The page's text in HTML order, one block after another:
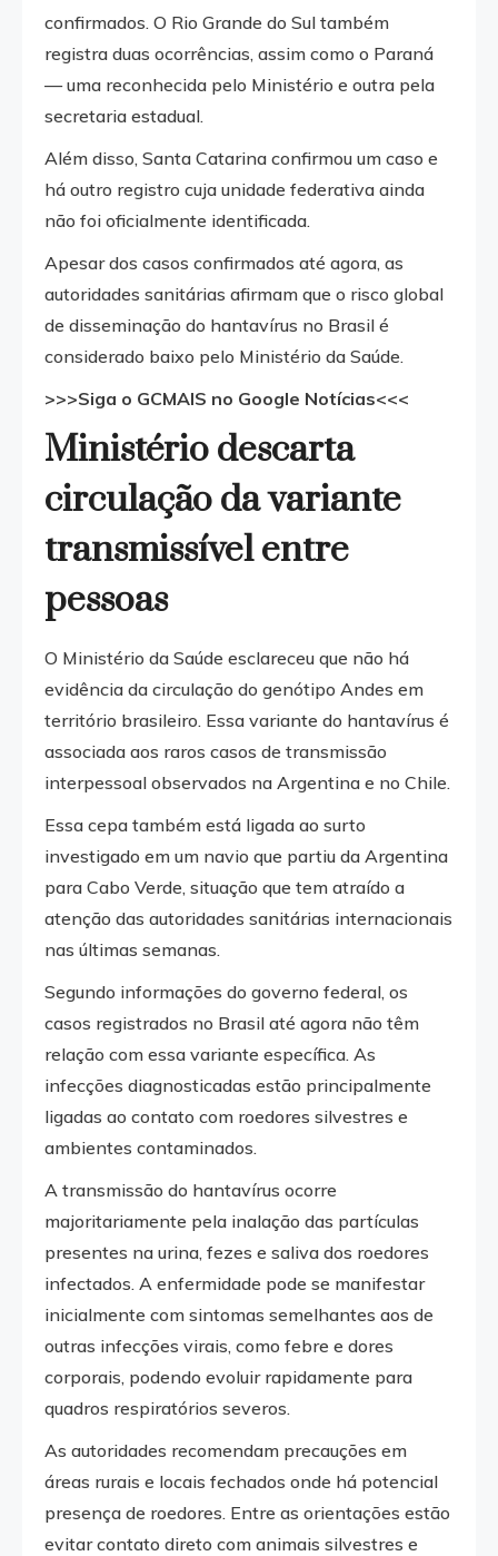
confirmados. O Rio Grande do Sul também
registra duas ocorrências, assim como o Paraná
— uma reconhecida pelo Ministério e outra pela
secretaria estadual.
Além disso, Santa Catarina confirmou um caso e
há outro registro cuja unidade federativa ainda
não foi oficialmente identificada.
Apesar dos casos confirmados até agora, as
autoridades sanitárias afirmam que o risco global
de disseminação do hantavírus no Brasil é
considerado baixo pelo Ministério da Saúde.
>>>Siga o GCMAIS no Google Notícias<<<
Ministério descarta
circulação da variante
transmissível entre
pessoas
O Ministério da Saúde esclareceu que não há
evidência da circulação do genótipo Andes em
território brasileiro. Essa variante do hantavírus é
associada aos raros casos de transmissão
interpessoal observados na Argentina e no Chile.
Essa cepa também está ligada ao surto
investigado em um navio que partiu da Argentina
para Cabo Verde, situação que tem atraído a
atenção das autoridades sanitárias internacionais
nas últimas semanas.
Segundo informações do governo federal, os
casos registrados no Brasil até agora não têm
relação com essa variante específica. As
infecções diagnosticadas estão principalmente
ligadas ao contato com roedores silvestres e
ambientes contaminados.
A transmissão do hantavírus ocorre
majoritariamente pela inalação das partículas
presentes na urina, fezes e saliva dos roedores
infectados. A enfermidade pode se manifestar
inicialmente com sintomas semelhantes aos de
outras infecções virais, como febre e dores
corporais, podendo evoluir rapidamente para
quadros respiratórios severos.
As autoridades recomendam precauções em
áreas rurais e locais fechados onde há potencial
presença de roedores. Entre as orientações estão
evitar contato direto com animais silvestres e